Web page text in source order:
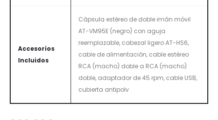
Accesorios
Incluidos
Cápsula estéreo de doble imán móvil
AT-VM95E (negro) con aguja
reemplazable, cabezal ligero AT-HS6,
cable de alimentación, cable estéreo
RCA (macho) doble a RCA (macho)
doble, adaptador de 45 rpm, cable USB,
cubierta antipolv